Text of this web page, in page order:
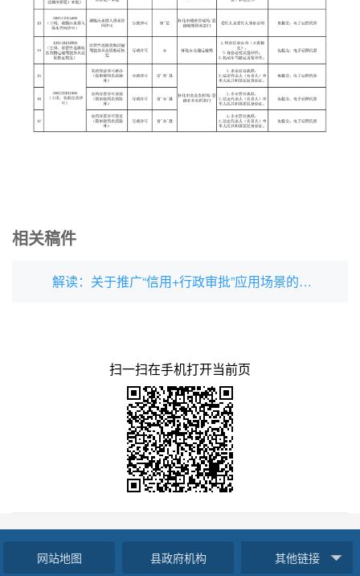
相关稿件
解读：关于推广“信用+行政审批”应用场景的通知
扫一扫在手机打开当前页
网站地图 县政府机构 其他链接